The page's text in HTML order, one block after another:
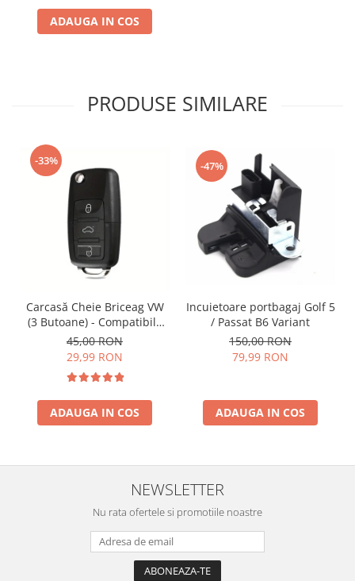
ADAUGA IN COS
PRODUSE SIMILARE
-33%
Carcasă Cheie Briceag VW
(3 Butoane) - Compatibilă
Golf 5, Jetta, Touran etc
45,00 RON
29,99 RON
ADAUGA IN COS
-47%
Incuietoare portbagaj Golf 5
/ Passat B6 Variant
150,00 RON
79,99 RON
ADAUGA IN COS
NEWSLETTER
Nu rata ofertele si promotiile noastre